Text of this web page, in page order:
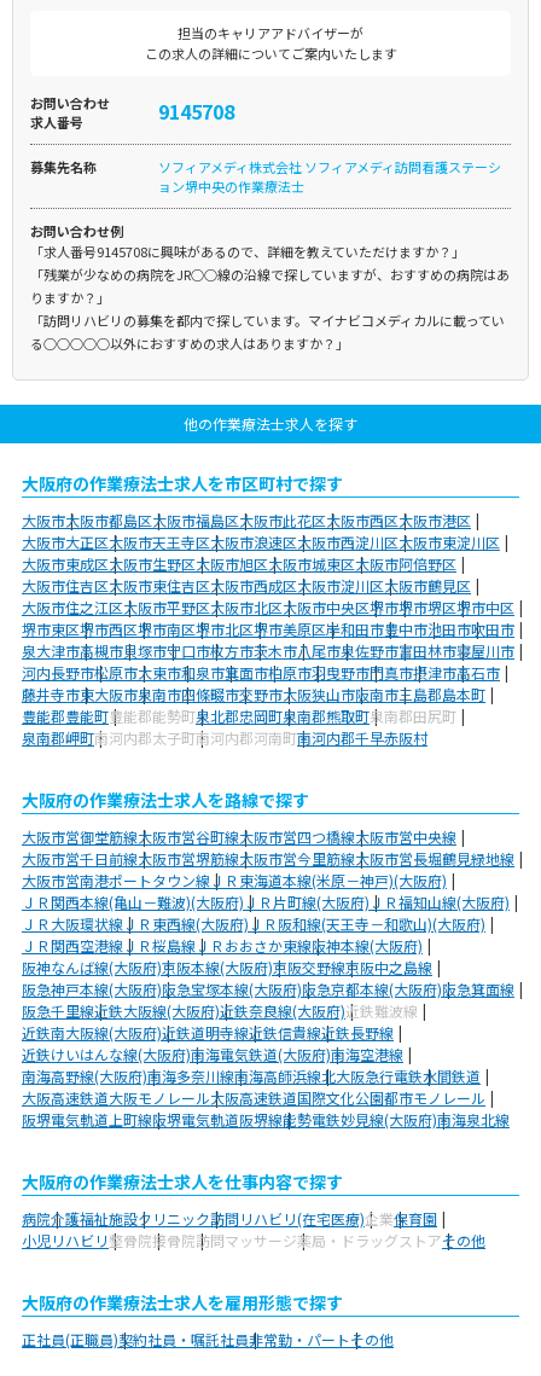
担当のキャリアアドバイザーが
この求人の詳細についてご案内いたします
お問い合わせ
求人番号
9145708
募集先名称
ソフィアメディ株式会社 ソフィアメディ訪問看護ステーシ
ョン堺中央の作業療法士
お問い合わせ例
「求人番号9145708に興味があるので、詳細を教えていただけますか？」
「残業が少なめの病院をJR○○線の沿線で探していますが、おすすめの病院はあ
りますか？」
「訪問リハビリの募集を都内で探しています。マイナビコメディカルに載ってい
る○○○○○以外におすすめの求人はありますか？」
他の作業療法士求人を探す
大阪府の作業療法士求人を市区町村で探す
大阪市大阪市都島区大阪市福島区大阪市此花区大阪市西区大阪市港区
大阪市大正区大阪市天王寺区大阪市浪速区大阪市西淀川区大阪市東淀川区
大阪市東成区大阪市生野区大阪市旭区大阪市城東区大阪市阿倍野区
大阪市住吉区大阪市東住吉区大阪市西成区大阪市淀川区大阪市鶴見区
大阪市住之江区大阪市平野区大阪市北区大阪市中央区堺市堺市堺区堺市中区
堺市東区堺市西区堺市南区堺市北区堺市美原区岸和田市豊中市池田市吹田市
泉大津市高槻市貝塚市守口市枚方市茨木市八尾市泉佐野市富田林市寝屋川市
河内長野市松原市大東市和泉市箕面市柏原市羽曳野市門真市摂津市高石市
藤井寺市東大阪市泉南市四條畷市交野市大阪狭山市阪南市三島郡島本町
豊能郡豊能町豊能郡能勢町泉北郡忠岡町泉南郡熊取町泉南郡田尻町
泉南郡岬町南河内郡太子町南河内郡河南町南河内郡千早赤阪村
大阪府の作業療法士求人を路線で探す
大阪市営御堂筋線大阪市営谷町線大阪市営四つ橋線大阪市営中央線
大阪市営千日前線大阪市営堺筋線大阪市営今里筋線大阪市営長堀鶴見緑地線
大阪市営南港ポートタウン線ＪＲ東海道本線(米原－神戸)(大阪府)
ＪＲ関西本線(亀山－難波)(大阪府)ＪＲ片町線(大阪府)ＪＲ福知山線(大阪府)
ＪＲ大阪環状線ＪＲ東西線(大阪府)ＪＲ阪和線(天王寺－和歌山)(大阪府)
ＪＲ関西空港線ＪＲ桜島線ＪＲおおさか東線阪神本線(大阪府)
阪神なんば線(大阪府)京阪本線(大阪府)京阪交野線京阪中之島線
阪急神戸本線(大阪府)阪急宝塚本線(大阪府)阪急京都本線(大阪府)阪急箕面線
阪急千里線近鉄大阪線(大阪府)近鉄奈良線(大阪府)近鉄難波線
近鉄南大阪線(大阪府)近鉄道明寺線近鉄信貴線近鉄長野線
近鉄けいはんな線(大阪府)南海電気鉄道(大阪府)南海空港線
南海高野線(大阪府)南海多奈川線南海高師浜線北大阪急行電鉄水間鉄道
大阪高速鉄道大阪モノレール大阪高速鉄道国際文化公園都市モノレール
阪堺電気軌道上町線阪堺電気軌道阪堺線能勢電鉄妙見線(大阪府)南海泉北線
大阪府の作業療法士求人を仕事内容で探す
病院介護福祉施設クリニック訪問リハビリ(在宅医療)企業保育園
小児リハビリ整骨院接骨院訪問マッサージ薬局・ドラッグストアその他
大阪府の作業療法士求人を雇用形態で探す
正社員(正職員)契約社員・嘱託社員非常勤・パートその他